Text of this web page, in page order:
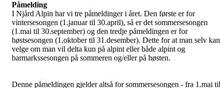
Påmelding
I Njård Alpin har vi tre påmeldinger i året. Den første er for
vintersesongen (1.januar til 30.april), så er det sommersesongen
(1.mai til 30.september) og den tredje påmeldingen er for
høstsesongen (1.oktober til 31.desember). Dette for at man selv kan
velge om man vil delta kun på alpint eller både alpint og
barmarkssesongen på sommeren og/eller på høsten.
Denne påmeldingen gjelder altså for sommersesongen - fra 1.mai til